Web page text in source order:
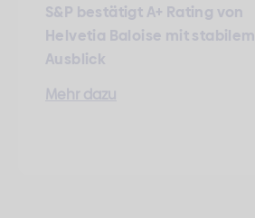
S&P bestätigt A+ Rating von
Helvetia Baloise mit stabilem
Ausblick
Mehr dazu